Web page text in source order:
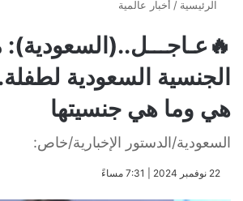
الرئيسية / أخبار عالمية
🔥عـاجـــل..(السعودية):
الجنسية السعودية
هي وما هي جنسيتها
السعودية/الدستور الإخبارية/خاص:
​22 نوفمبر 2024 | 7:31 مساءً